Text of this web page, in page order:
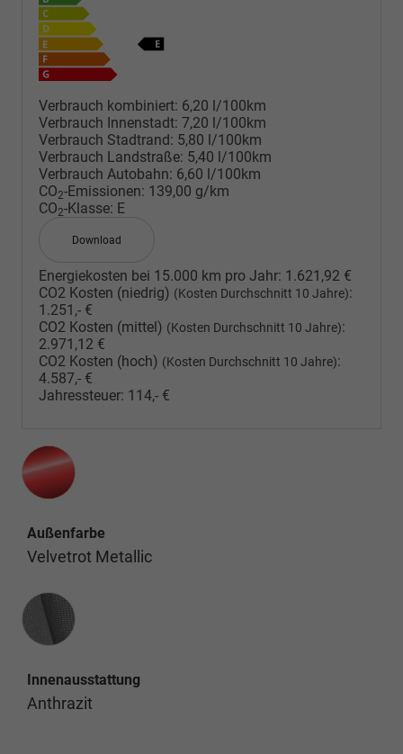
Verbrauch kombiniert: 6,20 l/100km
Verbrauch Innenstadt: 7,20 l/100km
Verbrauch Stadtrand: 5,80 l/100km
Verbrauch Landstraße: 5,40 l/100km
Verbrauch Autobahn: 6,60 l/100km
CO2-Emissionen: 139,00 g/km
CO2-Klasse: E
Download
Energiekosten bei 15.000 km pro Jahr: 1.621,92 €
CO2 Kosten (niedrig) (Kosten Durchschnitt 10 Jahre):
1.251,- €
CO2 Kosten (mittel) (Kosten Durchschnitt 10 Jahre):
2.971,12 €
CO2 Kosten (hoch) (Kosten Durchschnitt 10 Jahre):
4.587,- €
Jahressteuer: 114,- €
Außenfarbe
Velvetrot Metallic
Innenausstattung
Innenausstattung
Anthrazit